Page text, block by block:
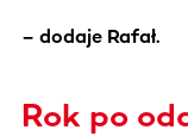
– dodaje Rafał.
Rok po